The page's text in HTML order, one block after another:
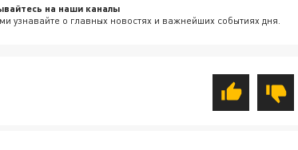
на наши каналы
узнавайте о главных новостях и важнейших событиях дня.